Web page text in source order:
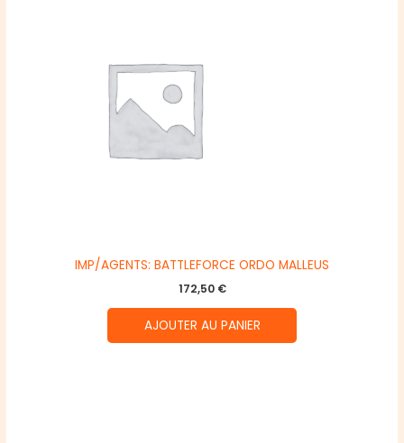
IMP/AGENTS: BATTLEFORCE ORDO MALLEUS
172,50 €
AJOUTER AU PANIER